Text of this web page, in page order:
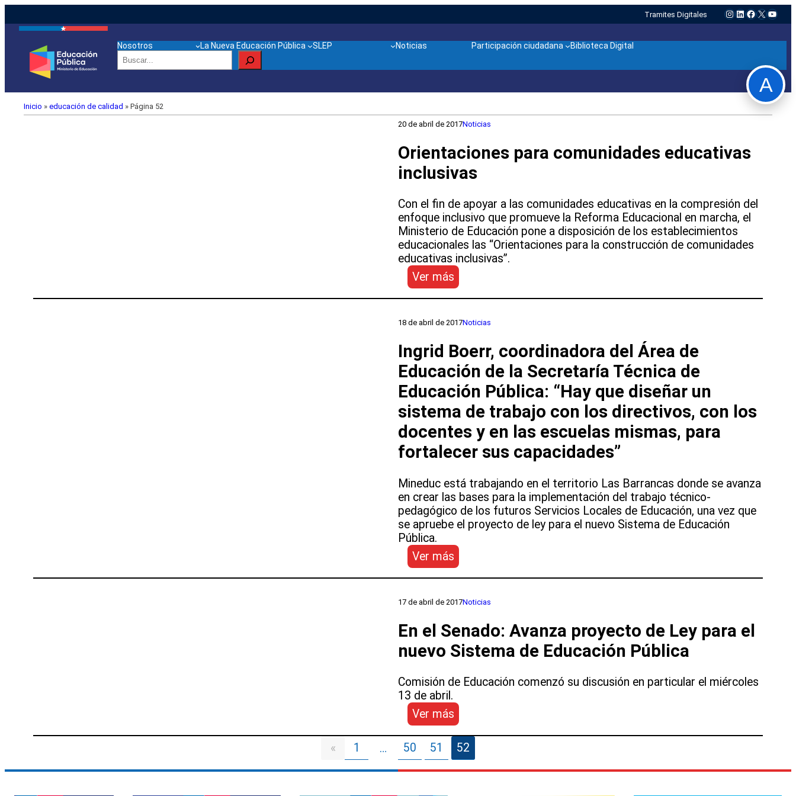
Tramites Digitales Instagram
LinkedIn
Facebook
X
Nosotros La Nueva Educación Pública SLEP Noticias Participación ciudadana
Biblioteca Digital
Buscar
Inicio » educación de calidad » Página 52
20 de abril de 2017Noticias
Orientaciones para comunidades educativas
inclusivas
Con el fin de apoyar a las comunidades educativas en la compresión del
enfoque inclusivo que promueve la Reforma Educacional en marcha, el
Ministerio de Educación pone a disposición de los establecimientos
educacionales las “Orientaciones para la construcción de comunidades
educativas inclusivas”.
Ver más
Orientaciones
para
comunidades
inclusivas
18 de abril de 2017Noticias
Ingrid Boerr, coordinadora del Área de
Educación de la Secretaría Técnica de
Educación Pública: “Hay que diseñar un
sistema de trabajo con los directivos, con los
docentes y en las escuelas mismas, para
fortalecer sus capacidades”
Mineduc está trabajando en el territorio Las Barrancas donde se avanza
en crear las bases para la implementación del trabajo técnico-
pedagógico de los futuros Servicios Locales de Educación, una vez que
se apruebe el proyecto de ley para el nuevo Sistema de Educación
Pública.
Ver más
Ingrid
Boerr,
coordinadora
de
Educación
la
Técnica
de
Educación
Pública:
“Hay
que
17 de abril de 2017Noticias
En el Senado: Avanza proyecto de Ley para el
nuevo Sistema de Educación Pública
Comisión de Educación comenzó su discusión en particular el miércoles
13 de abril.
Ver más
En
el
Senado:
Avanza
« 1 … 50 51 52
A